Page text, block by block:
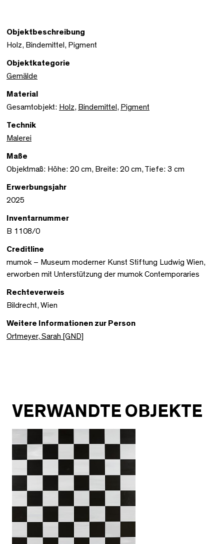
Objektbeschreibung
Holz, Bindemittel, Pigment
Objektkategorie
Gemälde
Material
Gesamtobjekt: Holz, Bindemittel , Pigment
Technik
Malerei
Maße
Objektmaß: Höhe: 20 cm, Breite: 20 cm, Tiefe: 3 cm
Erwerbungsjahr
2025
Inventarnummer
B 1108/0
Creditline
mumok – Museum moderner Kunst Stiftung Ludwig Wien,
erworben mit Unterstützung der mumok Contemporaries
Rechteverweis
Bildrecht, Wien
Weitere Informationen zur Person
Ortmeyer, Sarah [GND]
VERWANDTE OBJEKTE